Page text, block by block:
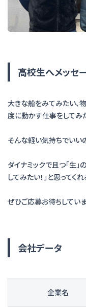
高校生へメッセ
大きな船をみてみたい、
度に動かす仕事をしてみ
そんな軽い気持ちでいい
ダイナミックで且つ「生
してみたい！」と思ってく
ぜひご応募お待ちしてい
会社データ
企業名